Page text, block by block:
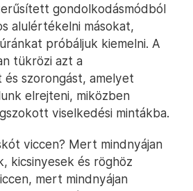
gondolkodásmódból
alulértékelni másokat,
próbáljuk kiemelni. A
tükrözi azt a
szorongást, amelyet
elrejteni, miközben
viselkedési mintákba.
viccen? Mert mindnyájan
kicsinyesek és röghöz
mert mindnyájan